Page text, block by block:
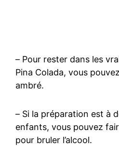
– Pour rester dans les
Pina Colada, vous
ambré.
– Si la préparation est à
enfants, vous pouvez
pour bruler l’alcool.